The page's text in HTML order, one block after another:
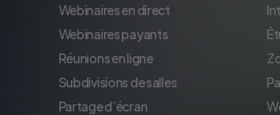
Webinaires en direct
Webinaires payants
Réunions en ligne
Subdivisions de salles
Partage d’écran